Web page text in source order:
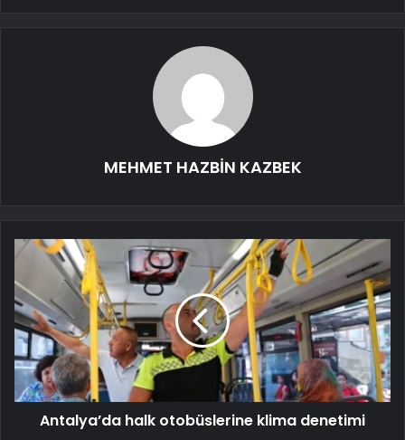
MEHMET HAZBİN KAZBEK
Antalya’da halk otobüslerine klima denetimi